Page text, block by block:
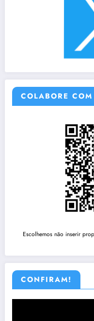
COLABORE
Escolhemos não inserir
CONFIRAM!